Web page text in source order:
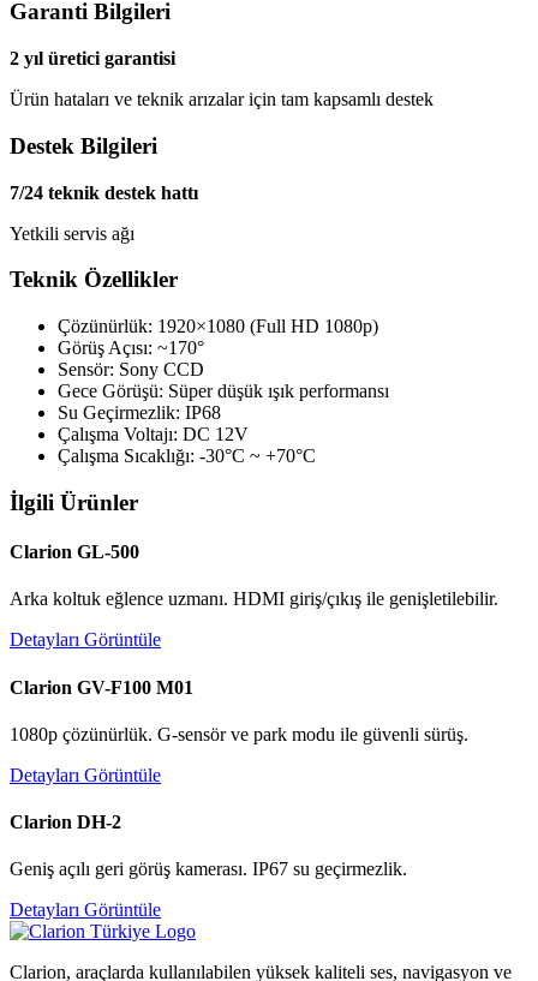
Garanti Bilgileri
2 yıl üretici garantisi
Ürün hataları ve teknik arızalar için tam kapsamlı destek
Destek Bilgileri
7/24 teknik destek hattı
Yetkili servis ağı
Teknik Özellikler
Çözünürlük: 1920×1080 (Full HD 1080p)
Görüş Açısı: ~170°
Sensör: Sony CCD
Gece Görüşü: Süper düşük ışık performansı
Su Geçirmezlik: IP68
Çalışma Voltajı: DC 12V
Çalışma Sıcaklığı: -30°C ~ +70°C
İlgili Ürünler
Clarion GL-500
Arka koltuk eğlence uzmanı. HDMI giriş/çıkış ile genişletilebilir.
Detayları Görüntüle
Clarion GV-F100 M01
1080p çözünürlük. G-sensör ve park modu ile güvenli sürüş.
Detayları Görüntüle
Clarion DH-2
Geniş açılı geri görüş kamerası. IP67 su geçirmezlik.
Detayları Görüntüle
Clarion, araçlarda kullanılabilen yüksek kaliteli ses, navigasyon ve